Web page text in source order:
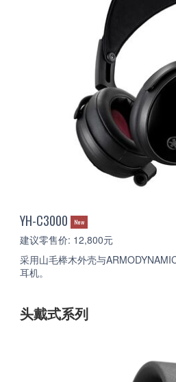
YH-C3000 New
建议零售价: 12,800元
采用山毛榉木外壳与
耳机。
头戴式系列